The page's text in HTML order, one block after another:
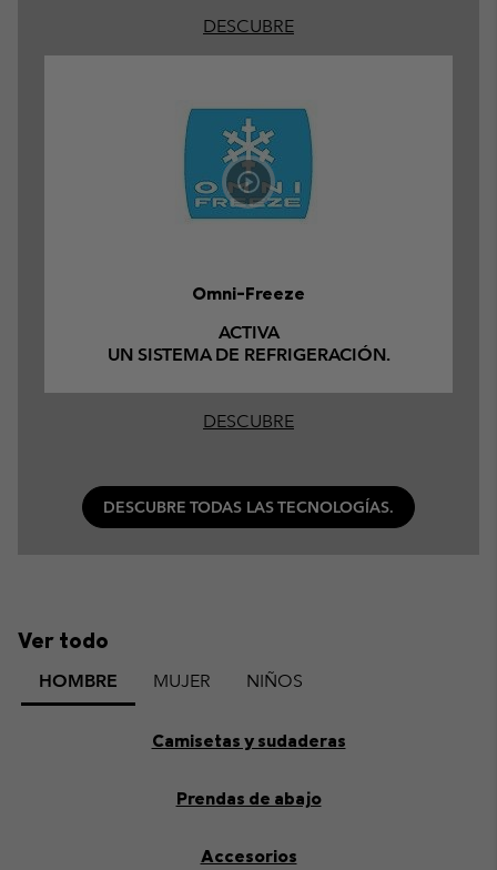
DESCUBRE
Omni-Freeze
ACTIVA
UN SISTEMA DE REFRIGERACIÓN.
DESCUBRE
DESCUBRE TODAS LAS TECNOLOGÍAS.
Ver todo
HOMBRE MUJER NIÑOS
Camisetas y sudaderas
Prendas de abajo
Accesorios